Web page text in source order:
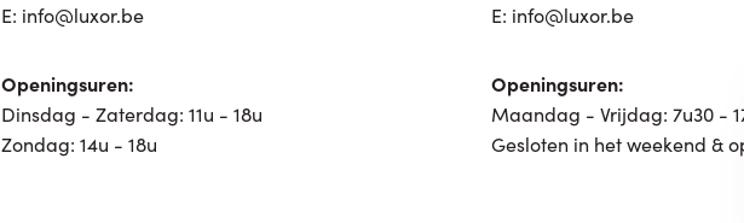
E: info@luxor.be
Openingsuren:
Dinsdag - Zaterdag: 11u - 18u
Zondag: 14u - 18u
E: info@luxor.be
Openingsuren:
Maandag - Vrijdag: 7u30 -
Gesloten in het weekend &